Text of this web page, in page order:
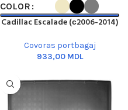
COLOR
Cadillac Escalade (с2006-2014)
Covoras portbagaj
MDL